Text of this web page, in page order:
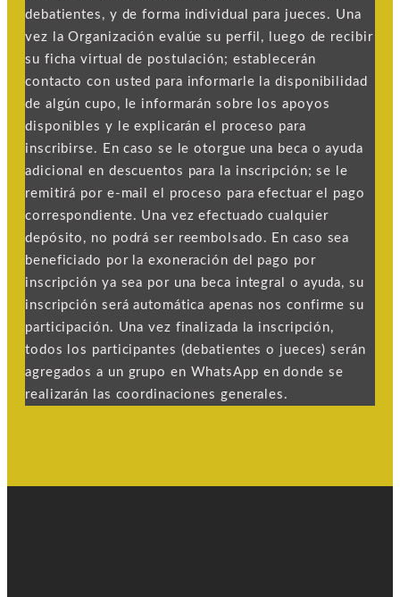
debatientes, y de forma individual para jueces. Una
vez la Organización evalúe su perfil, luego de recibir
su ficha virtual de postulación; establecerán
contacto con usted para informarle la disponibilidad
de algún cupo, le informarán sobre los apoyos
disponibles y le explicarán el proceso para
inscribirse. En caso se le otorgue una beca o ayuda
adicional en descuentos para la inscripción; se le
remitirá por e-mail el proceso para efectuar el pago
correspondiente. Una vez efectuado cualquier
depósito, no podrá ser reembolsado. En caso sea
beneficiado por la exoneración del pago por
inscripción ya sea por una beca integral o ayuda, su
inscripción será automática apenas nos confirme su
participación. Una vez finalizada la inscripción,
todos los participantes (debatientes o jueces) serán
agregados a un grupo en WhatsApp en donde se
realizarán las coordinaciones generales.